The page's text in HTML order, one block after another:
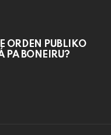
ÒRDEN PÚBLIKO
PA BONEIRU?